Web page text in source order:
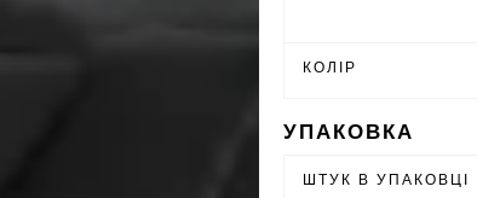
КОЛІР
УПАКОВКА
ШТУК В УПАКОВЦІ